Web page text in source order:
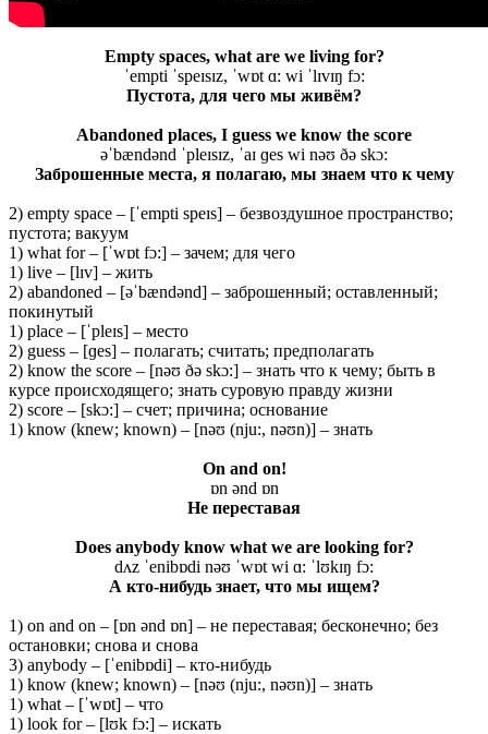
Empty spaces, what are we living for?
ˈempti ˈspeɪsɪz, ˈwɒt ɑ: wi ˈlɪvɪŋ fɔ:
Пустота, для чего мы живём?
Abandoned places, I guess we know the score
əˈbændənd ˈpleɪsɪz, ˈaɪ ɡes wi nəʊ ðə skɔ:
Заброшенные места, я полагаю, мы знаем что к чему
2) empty space – [ˈempti speɪs] – безвоздушное пространство;
пустота; вакуум
1) what for – [ˈwɒt fɔ:] – зачем; для чего
1) live – [lɪv] – жить
2) abandoned – [əˈbændənd] – заброшенный; оставленный;
покинутый
1) place – [ˈpleɪs] – место
2) guess – [ɡes] – полагать; считать; предполагать
2) know the score – [nəʊ ðə skɔ:] – знать что к чему; быть в
курсе происходящего; знать суровую правду жизни
2) score – [skɔ:] – счет; причина; основание
1) know (knew; known) – [nəʊ (nju:, nəʊn)] – знать
On and on!
ɒn ənd ɒn
Не переставая
Does anybody know what we are looking for?
dʌz ˈenibɒdi nəʊ ˈwɒt wi ɑ: ˈlʊkɪŋ fɔ:
А кто-нибудь знает, что мы ищем?
1) on and on – [ɒn ənd ɒn] – не переставая; бесконечно; без
остановки; снова и снова
3) anybody – [ˈenibɒdi] – кто-нибудь
1) know (knew; known) – [nəʊ (nju:, nəʊn)] – знать
1) what – [ˈwɒt] – что
1) look for – [lʊk fɔ:] – искать